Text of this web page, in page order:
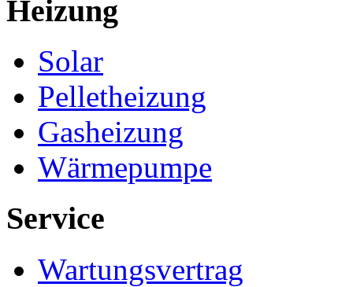
Heizung
Solar
Pelletheizung
Gasheizung
Wärmepumpe
Service
Wartungsvertrag